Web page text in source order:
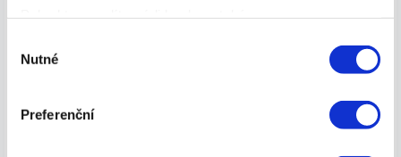
poloze, které mohou být přesné na několik metrů
skenování pro konkrétní charakteristiky (otisk prstu)
Zjistěte více o tom, jak zpracováváme vaše osobní
souhlasu
Nutné
Preferenční
efektivních strategií na sociální sítě od Webmium!